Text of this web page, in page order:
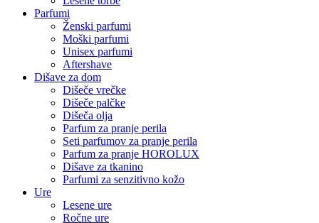
Parfumi
Ženski parfumi
Moški parfumi
Unisex parfumi
Aftershave
Dišave za dom
Dišeče vrečke
Dišeče palčke
Dišeča olja
Parfum za pranje perila
Seti parfumov za pranje perila
Parfum za pranje HOROLUX
Dišave za tkanino
Parfumi za senzitivno kožo
Ure
Lesene ure
Ročne ure